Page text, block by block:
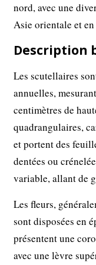
nord, avec une
Asie orientale et
Description
Les scutellaires
annuelles,
centimètres de
quadrangulaires,
et portent des
dentées ou
variable, allant de
Les fleurs,
sont disposées en
présentent une
avec une lèvre